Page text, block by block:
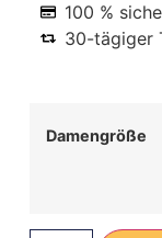
100 %
30-tägiger
Damengröße